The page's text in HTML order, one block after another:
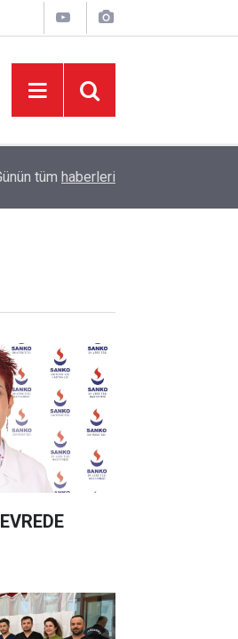
mahallelerin yaşam kalitesini
tüm haberleri